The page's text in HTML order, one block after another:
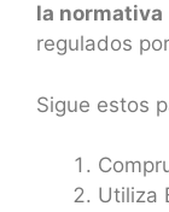
la normativa
regulados
Sigue estos
Utiliza